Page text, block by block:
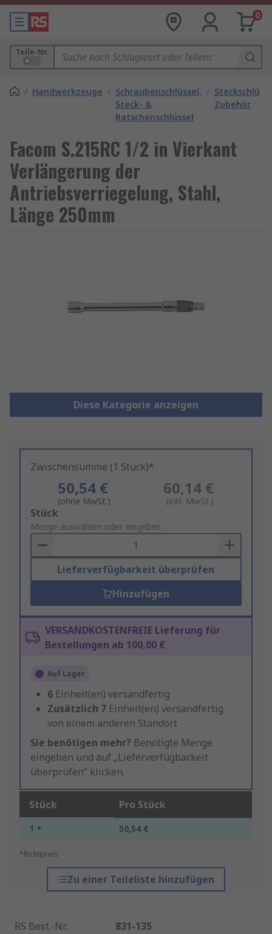
0
Teile-Nr.
/ Handwerkzeuge / Schraubenschlüssel,
Steck- &
Ratschenschlüssel
/
Zubehör
Facom S.215RC 1/2 in Vierkant
Verlängerung der
Antriebsverriegelung, Stahl,
Länge 250mm
Diese Kategorie anzeigen
Zwischensumme (1 Stück)*
50,54 €
(ohne MwSt.)
60,14 €
(inkl. MwSt.)
Add
to
Basket
Stück
Menge auswählen oder eingeben
Lieferverfügbarkeit überprüfen
Hinzufügen
VERSANDKOSTENFREIE Lieferung für
Bestellungen ab 100,00 €
Auf Lager
6 Einheit(en) versandfertig
Zusätzlich 7 Einheit(en) versandfertig
von einem anderen Standort
Sie benötigen mehr? Benötigte Menge
eingeben und auf „Lieferverfügbarkeit
überprüfen“ klicken.
Stück Pro Stück
1 + 50,54 €
*Richtpreis
Zu einer Teileliste hinzufügen
RS Best.-Nr.:
831-135